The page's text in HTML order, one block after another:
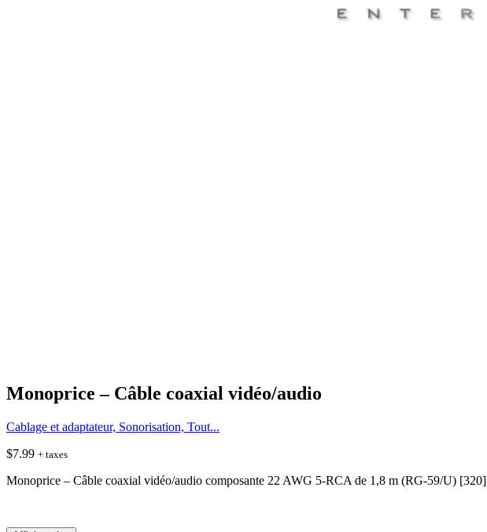
Monoprice – Câble coaxial vidéo/audio
Cablage et adaptateur, Sonorisation, Tout...
$7.99 + taxes
Monoprice – Câble coaxial vidéo/audio composante 22 AWG 5-RCA de 1,8 m (RG-59/U) [320]